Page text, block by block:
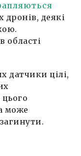
деякі
області
датчики цілі,
може